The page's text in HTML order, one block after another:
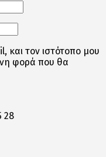
και τον ιστότοπο μου
φορά που θα
28